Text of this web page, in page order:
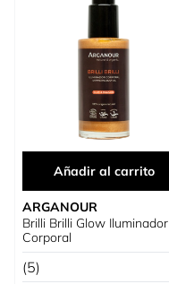
Añadir al carrito
ARGANOUR
Brilli Brilli Glow Iluminador
Corporal
(5)